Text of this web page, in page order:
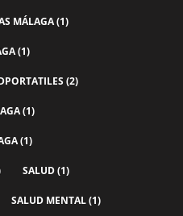
MÁLAGA(1)
(1)
(2)
(1)
(1)
SALUD(1)
SALUD MENTAL(1)